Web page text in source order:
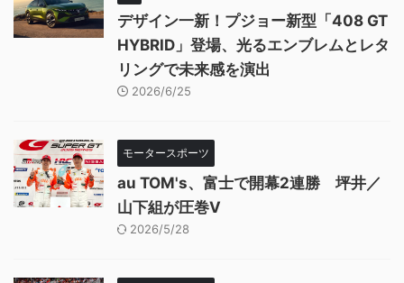
デザイン一新！プジョー新型「408 GT
HYBRID」登場、光るエンブレムとレタ
リングで未来感を演出
2026/6/25
モータースポーツ
au TOM's、富士で開幕2連勝 坪井／
山下組が圧巻V
2026/5/28